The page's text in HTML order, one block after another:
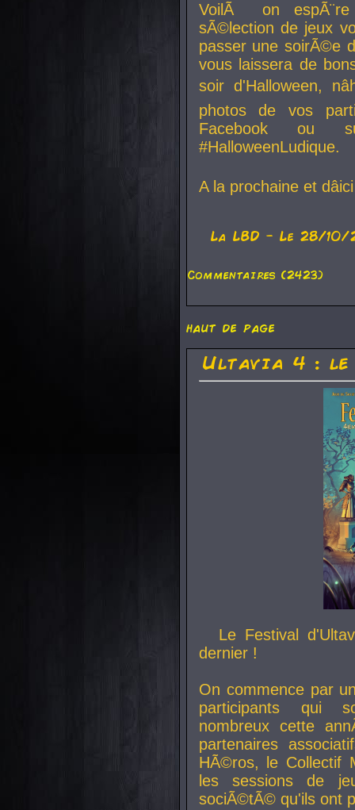
VoilÃ on
sÃ©lection de jeux
passer une soirÃ©e
vous laissera de
soir d'Halloween,
photos de vos
Facebook ou
#HalloweenLudique.
A la prochaine et
La LBD - Le 28/10/
Commentaires (2423)
haut de page
Ultavia 4 :
Le Festival
dernier !
On commence par
participants qui
nombreux cette
partenaires
HÃ©ros, le Collectif
les sessions de
sociÃ©tÃ© qu'ils ont